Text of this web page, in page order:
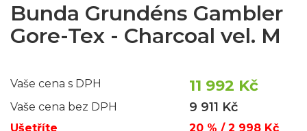
Bunda Grundéns Gambler
Gore-Tex - Charcoal vel. M
Vaše cena s DPH 11 992 Kč
Vaše cena bez DPH 9 911 Kč
Ušetříte
20 % / 2 998 Kč